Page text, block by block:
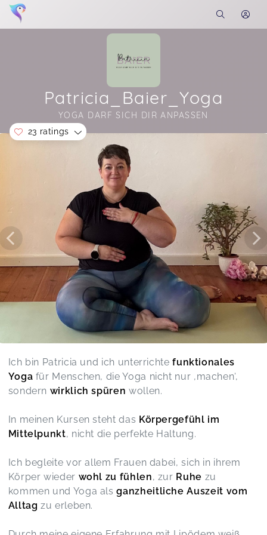
Patricia_Baier_Yoga
YOGA DARF SICH DIR ANPASSEN
Soon you will learn more about me here...
23 ratings
So ein toller Kurs von der lieben Patricia, Yoga
mit Trici macht einfach unwahrscheinlich viel
Spaß und man kann es so super für sich
anpassen. Ich liebs
Routine zu dir
Tanja,Jul 03
Es hat mir sehr gut gefallen und Möglichkeiten
aufgezeigt, wie auch ich einige Asanas
praktizieren kann😁 bei denen ich so meine
Yoga das sich dir anpasst ABO
Nicole,
einfach gut tun
Yoga das sich dir anpasst ABO
Danke Patricia , hat so gut getan . Sobald
Sonntag wieder eine free Stunde stattfindet , bin
ich dabei . Und sicher bald auch ein Abo . Danke
und für jeden , jedes Alter , Fitness stand oder
Ich bin Patricia und ich unterrichtefunktionales
Yoga für Menschen, die Yoga nicht nur ‚machen‘,
sondern wirklich spüren wollen.
In meinen Kursen steht das Körpergefühl im
Mittelpunkt, nicht die perfekte Haltung.
Ich begleite vor allem Frauen dabei, sich in ihrem
Körper wieder wohl zu fühlen, zur Ruhe zu
kommen und Yoga alsganzheitliche Auszeit vom
Alltag zu erleben.